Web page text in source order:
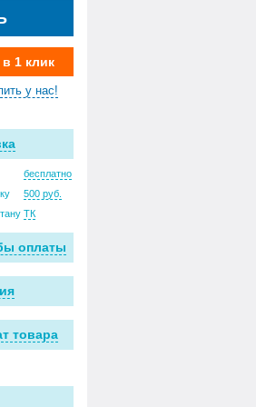
в 1 клик
у нас!
бесплатно
500 руб.
ТК
оплаты
товара